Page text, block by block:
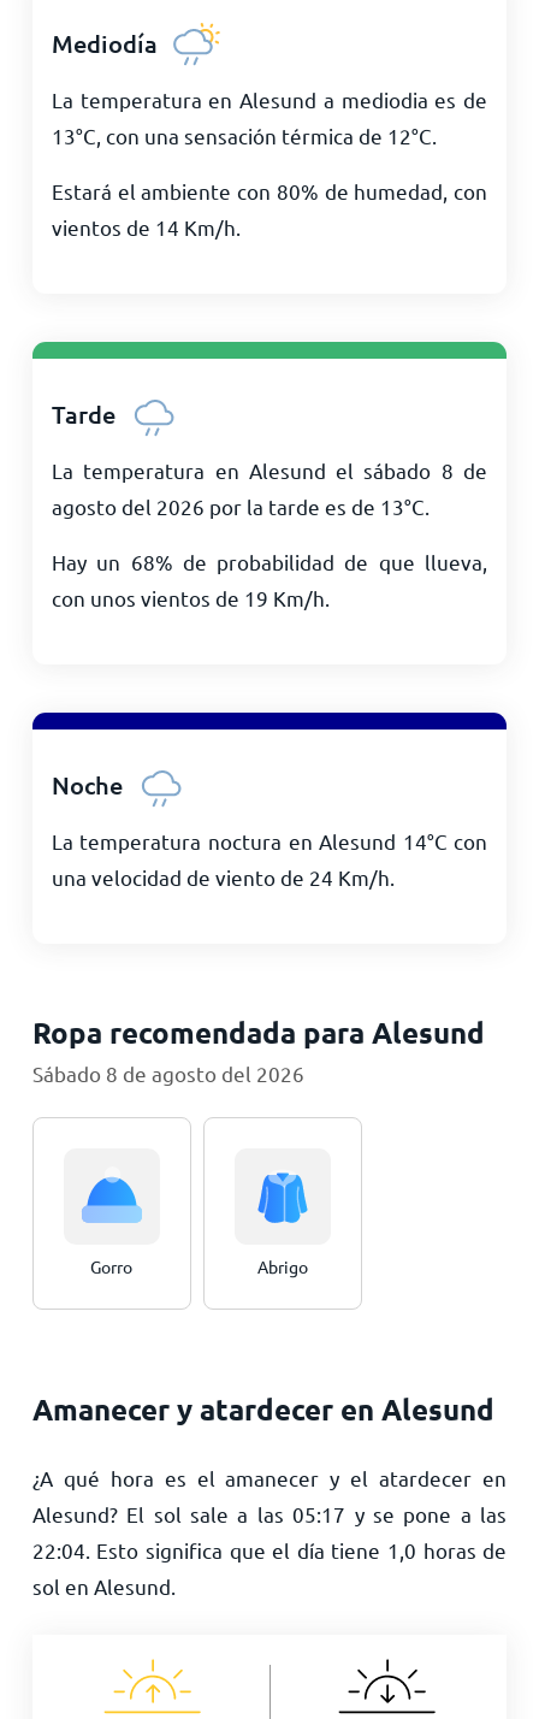
Mediodía
La temperatura en Alesund a mediodia es de
13°C , con una sensación térmica de 12°C
Estará el ambiente con 80% de humedad, con
vientos de 14 Km/h
Tarde
La temperatura en Alesund el sábado 8 de
agosto del 2026 por la tarde es de 13°C
Hay un 68% de probabilidad de que llueva,
con unos vientos de 19 Km/h
Noche
La temperatura noctura en Alesund 14°C con
una velocidad de viento de 24 Km/h
Ropa recomendada para Alesund
Sábado 8 de agosto del 2026
Gorro Abrigo
Amanecer y atardecer en Alesund
¿A qué hora es el amanecer y el atardecer en
Alesund? El sol sale a las05:17 y se pone a las
22:04 . Esto significa que el día tiene 1,0 horas de
sol en Alesund.